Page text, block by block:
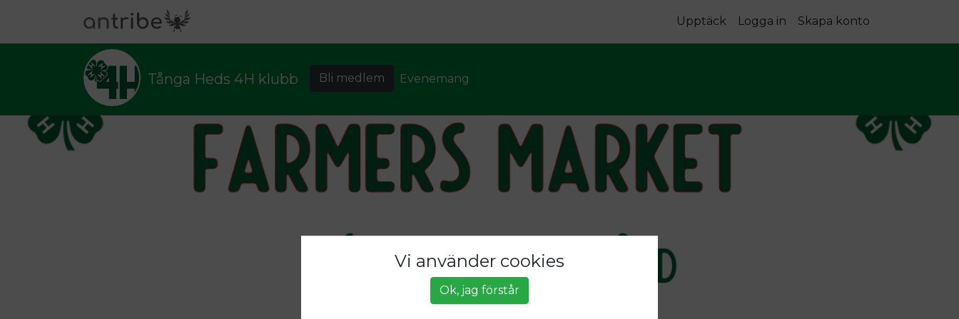
Upptäck Logga in Skapa konto
Tånga Heds 4H klubb Bli medlem Evenemang
Vi använder cookies
Ok, jag förstår